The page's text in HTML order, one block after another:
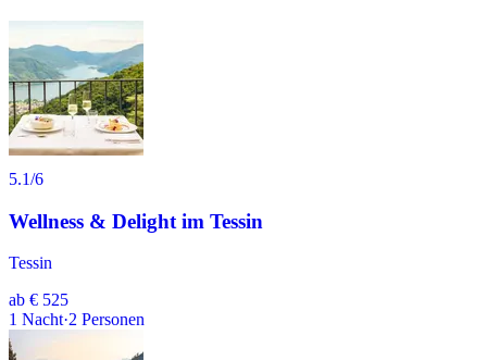
5.1/6
Wellness & Delight im Tessin
Tessin
ab € 525
1 Nacht·2 Personen